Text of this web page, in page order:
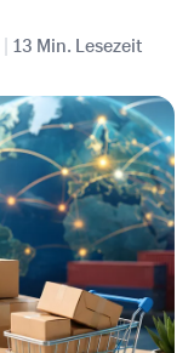
| 13 Min. Lesezeit